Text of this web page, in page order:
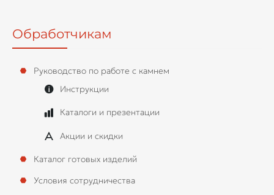
Обработчикам
Руководство по работе с камнем
Инструкции
Каталоги и презентации
Акции и скидки
Каталог готовых изделий
Условия сотрудничества